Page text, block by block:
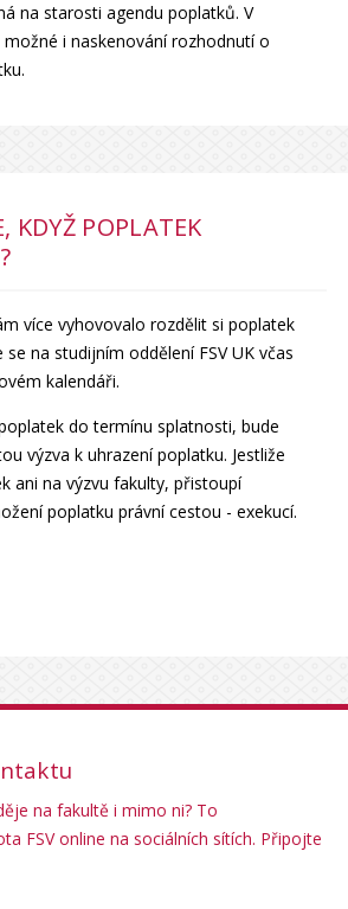
na starosti agendu poplatků. V
i naskenování rozhodnutí o
KDYŽ POPLATEK
více vyhovovalo rozdělit si poplatek
na studijním oddělení FSV UK včas
kalendáři.
do termínu splatnosti, bude
výzva k uhrazení poplatku. Jestliže
ani na výzvu fakulty, přistoupí
poplatku právní cestou - exekucí.
na fakultě i mimo ni? To
FSV online na sociálních sítích. Připojte